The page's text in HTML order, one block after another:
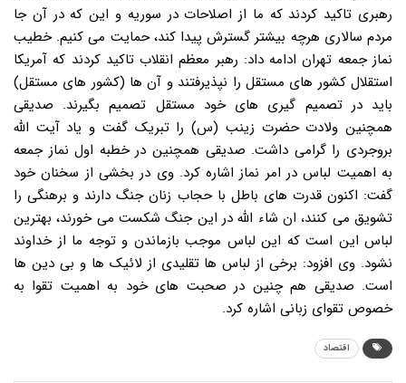
رهبری تاکید کردند که ما از اصلاحات در سوریه و این که در آن جا
مردم سالاری هرچه بیشتر گسترش پیدا کند، حمایت می کنیم. خطیب
نماز جمعه تهران ادامه داد: رهبر معظم انقلاب تاکید کردند که آمریکا
استقلال کشور های مستقل را نپذیرفتند و آن ها (کشور های مستقل)
باید در تصمیم گیری های خود مستقل تصمیم بگیرند. صدیقی
همچنین ولادت حضرت زینب (س) را تبریک گفت و یاد آیت الله
بروجردی را گرامی داشت. صدیقی همچنین در خطبه اول نماز جمعه
به اهمیت لباس در امر نماز اشاره کرد. وی در بخشی از سخنان خود
گفت: اکنون قدرت های باطل با حجاب زنان جنگ دارند و برهنگی را
تشویق می کنند، ان شاء الله در این جنگ شکست می خورند، بهترین
لباس این است که این لباس موجب بازماندن و توجه ما از خداوند
نشود. وی افزود: برخی از لباس ها تقلیدی از لائیک ها و بی دین ها
است. صدیقی هم چنین در صحبت های خود به اهمیت تقوا به
خصوص تقوای زبانی اشاره کرد.
اقتصاد